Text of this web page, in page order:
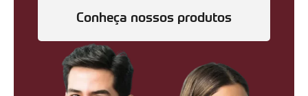
Conheça nossos produtos